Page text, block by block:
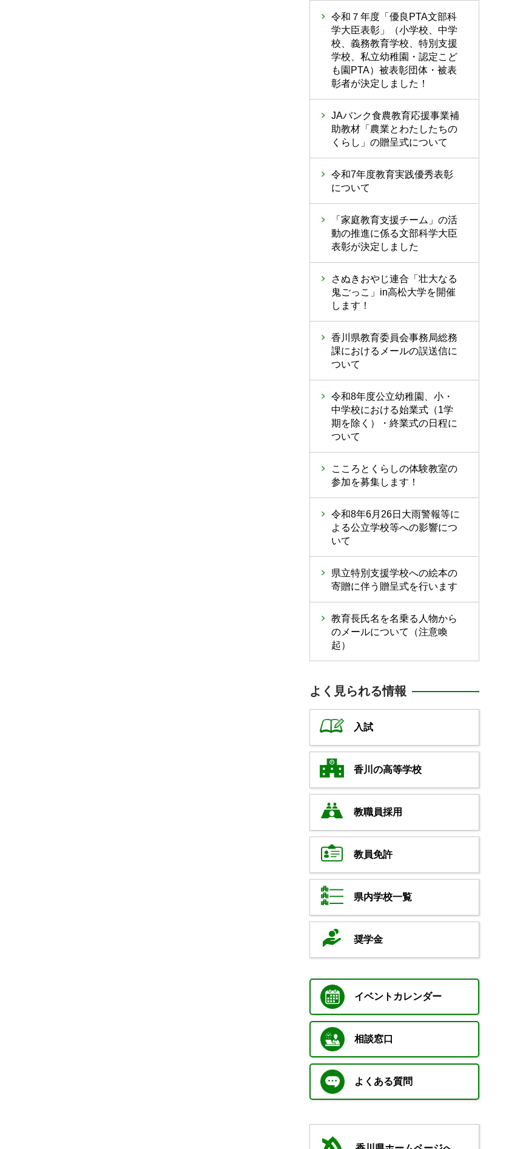
令和７年度「優良PTA文部科
学大臣表彰」（小学校、中学
校、義務教育学校、特別支援
学校、私立幼稚園・認定こど
も園PTA）被表彰団体・被表
彰者が決定しました！
JAバンク食農教育応援事業補
助教材「農業とわたしたちの
くらし」の贈呈式について
令和7年度教育実践優秀表彰
について
「家庭教育支援チーム」の活
動の推進に係る文部科学大臣
表彰が決定しました
さぬきおやじ連合「壮大なる
鬼ごっこ」in高松大学を開催
します！
香川県教育委員会事務局総務
課におけるメールの誤送信に
ついて
令和8年度公立幼稚園、小・
中学校における始業式（1学
期を除く）・終業式の日程に
ついて
こころとくらしの体験教室の
参加を募集します！
令和8年6月26日大雨警報等に
よる公立学校等への影響につ
いて
県立特別支援学校への絵本の
寄贈に伴う贈呈式を行います
教育長氏名を名乗る人物から
のメールについて（注意喚
起）
よく見られる情報
入試
香川の高等学校
教職員採用
教員免許
県内学校一覧
奨学金
イベントカレンダー
相談窓口
よくある質問